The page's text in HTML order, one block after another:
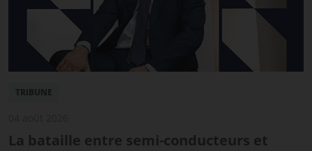
TRIBUNE
La bataille entre semi-conducteurs et